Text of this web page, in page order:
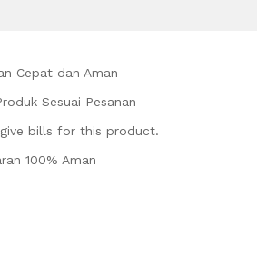
Cepat dan Aman
Sesuai Pesanan
bills for this product.
100% Aman